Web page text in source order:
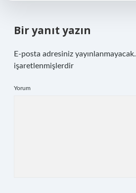
Bir yanıt yazın
E-posta adresiniz yayınlanmayacak.
işaretlenmişlerdir
Yorum